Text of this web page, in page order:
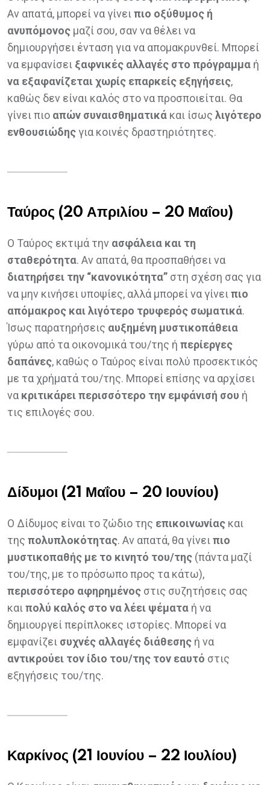
Αν απατά, μπορεί να γίνειπιο οξύθυμος ή
ανυπόμονος μαζί σου, σαν να θέλει να
δημιουργήσει ένταση για να απομακρυνθεί. Μπορεί
να εμφανίσει ξαφνικές αλλαγές στο πρόγραμμα ή
να εξαφανίζεται χωρίς επαρκείς εξηγήσεις,
καθώς δεν είναι καλός στο να προσποιείται. Θα
γίνει πιο απών συναισθηματικά και ίσως λιγότερο
ενθουσιώδηςγια κοινές δραστηριότητες.
Ταύρος (20 Απριλίου – 20 Μαΐου)
Ο Ταύρος εκτιμά την ασφάλεια και τη
σταθερότητα. Αν απατά, θα προσπαθήσει να
διατηρήσει την “κανονικότητα” στη σχέση σας για
να μην κινήσει υποψίες, αλλά μπορεί να γίνειπιο
απόμακρος και λιγότερο τρυφερός σωματικά.
Ίσως παρατηρήσεις αυξημένη μυστικοπάθεια
γύρω από τα οικονομικά του/της ή περίεργες
δαπάνες, καθώς ο Ταύρος είναι πολύ προσεκτικός
με τα χρήματά του/της. Μπορεί επίσης να αρχίσει
να κριτικάρει περισσότερο την εμφάνισή σου ή
τις επιλογές σου.
Δίδυμοι (21 Μαΐου – 20 Ιουνίου)
Ο Δίδυμος είναι το ζώδιο της επικοινωνίας και
της πολυπλοκότητας. Αν απατά, θα γίνειπιο
μυστικοπαθής με το κινητό του/της (πάντα μαζί
του/της, με το πρόσωπο προς τα κάτω),
περισσότερο αφηρημένος στις συζητήσεις σας
καιπολύ καλός στο να λέει ψέματα ή να
δημιουργεί περίπλοκες ιστορίες. Μπορεί να
εμφανίζει συχνές αλλαγές διάθεσης ή να
αντικρούει τον ίδιο του/της τον εαυτό στις
εξηγήσεις του/της.
Καρκίνος (21 Ιουνίου – 22 Ιουλίου)